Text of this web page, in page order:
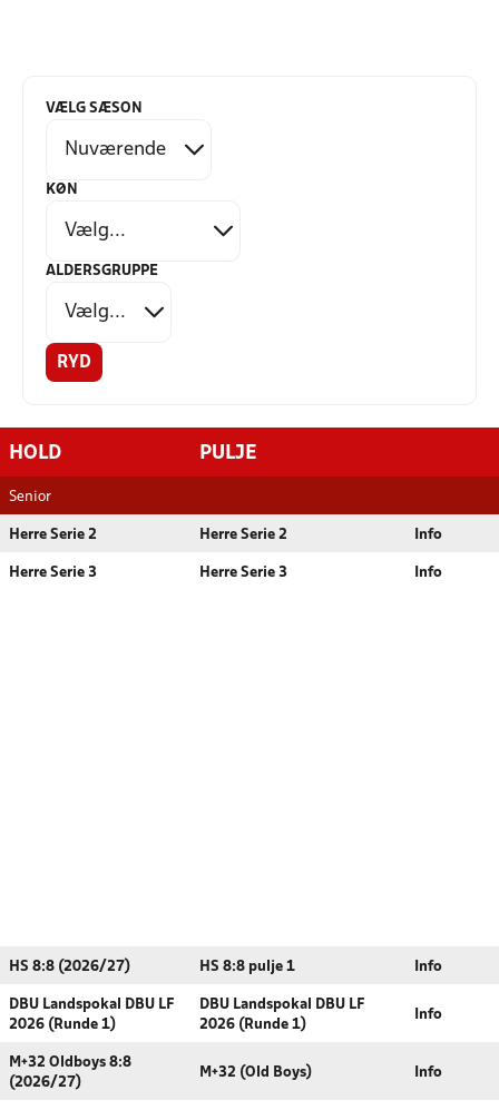
VÆLG SÆSON
KØN
ALDERSGRUPPE
RYD
HOLD PULJE
Senior
Herre Serie 2 Herre Serie 2 Info
Herre Serie 3 Herre Serie 3 Info
HS 8:8 (2026/27) HS 8:8 pulje 1 Info
DBU Landspokal DBU LF
2026 (Runde 1)
DBU Landspokal DBU LF
2026 (Runde 1)
Info
M+32 Oldboys 8:8
(2026/27)
M+32 (Old Boys) Info